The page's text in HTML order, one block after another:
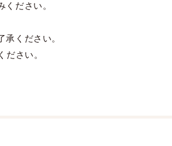
ださい。
ください。
さい。